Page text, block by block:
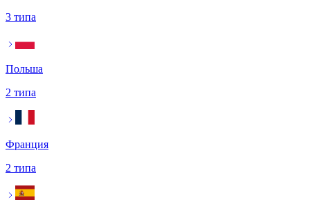
3 типа
Польша
2 типа
Франция
2 типа